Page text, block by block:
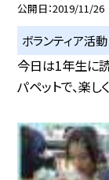
公開日 2019/11/26
ボランティア活動
今日は1年生に
パペットで、楽し